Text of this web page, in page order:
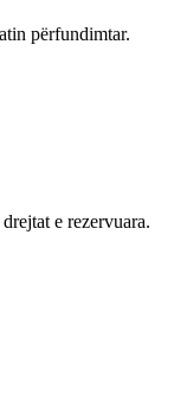
përfundimtar.
e rezervuara.